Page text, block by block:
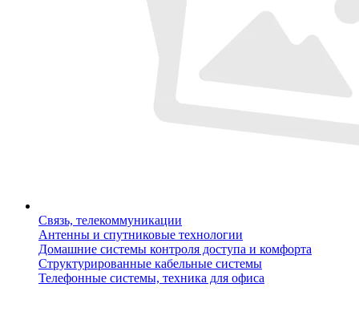
Связь, телекоммуникации
Антенны и спутниковые технологии
Домашние системы контроля доступа и комфорта
Структурированные кабельные системы
Телефонные системы, техника для офиса